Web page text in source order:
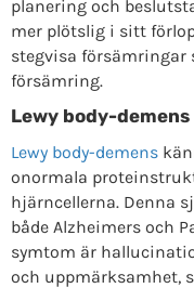
planering och
mer plötslig i sitt
stegvisa
försämring.
Lewy body-demens
Lewy body-demens
onormala
hjärncellerna. Denna
både Alzheimers och
symtom är
och uppmärksamhet,